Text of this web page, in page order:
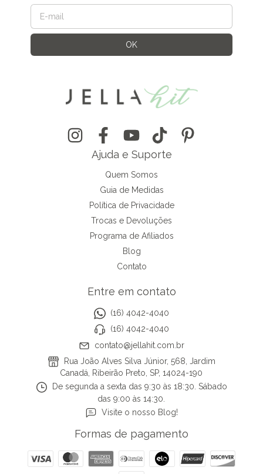
Ajuda e Suporte
Quem Somos
Guia de Medidas
Política de Privacidade
Trocas e Devoluções
Programa de Afiliados
Blog
Contato
Entre em contato
(16) 4042-4040
(16) 4042-4040
contato@jellahit.com.br
Rua João Alves Silva Júnior, 568, Jardim
Canadá, Ribeirão Preto, SP, 14024-190
De segunda a sexta das 9:30 às 18:30. Sábado
das 9:00 às 14:30.
Visite o nosso Blog!
Formas de pagamento